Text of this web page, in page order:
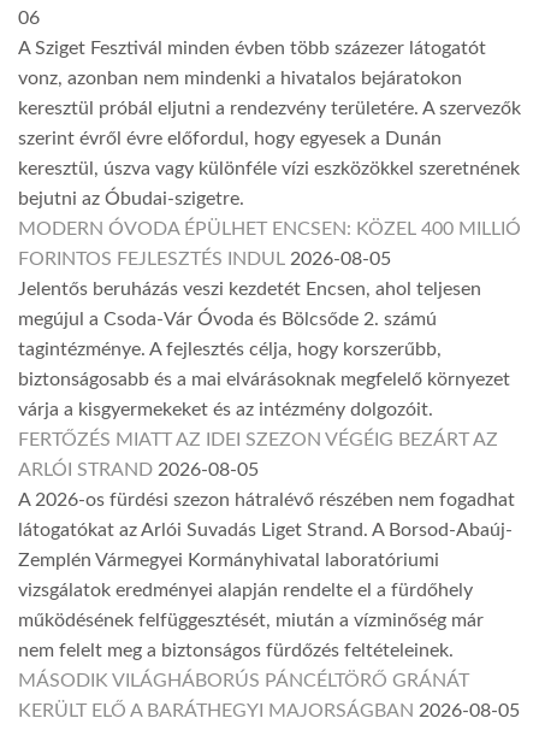
06
A Sziget Fesztivál minden évben több százezer látogatót
vonz, azonban nem mindenki a hivatalos bejáratokon
keresztül próbál eljutni a rendezvény területére. A szervezők
szerint évről évre előfordul, hogy egyesek a Dunán
keresztül, úszva vagy különféle vízi eszközökkel szeretnének
bejutni az Óbudai-szigetre.
MODERN ÓVODA ÉPÜLHET ENCSEN: KÖZEL 400 MILLIÓ
FORINTOS FEJLESZTÉS INDUL 2026-08-05
Jelentős beruházás veszi kezdetét Encsen, ahol teljesen
megújul a Csoda-Vár Óvoda és Bölcsőde 2. számú
tagintézménye. A fejlesztés célja, hogy korszerűbb,
biztonságosabb és a mai elvárásoknak megfelelő környezet
várja a kisgyermekeket és az intézmény dolgozóit.
FERTŐZÉS MIATT AZ IDEI SZEZON VÉGÉIG BEZÁRT AZ
ARLÓI STRAND 2026-08-05
A 2026-os fürdési szezon hátralévő részében nem fogadhat
látogatókat az Arlói Suvadás Liget Strand. A Borsod-Abaúj-
Zemplén Vármegyei Kormányhivatal laboratóriumi
vizsgálatok eredményei alapján rendelte el a fürdőhely
működésének felfüggesztését, miután a vízminőség már
nem felelt meg a biztonságos fürdőzés feltételeinek.
MÁSODIK VILÁGHÁBORÚS PÁNCÉLTÖRŐ GRÁNÁT
KERÜLT ELŐ A BARÁTHEGYI MAJORSÁGBAN 2026-08-05